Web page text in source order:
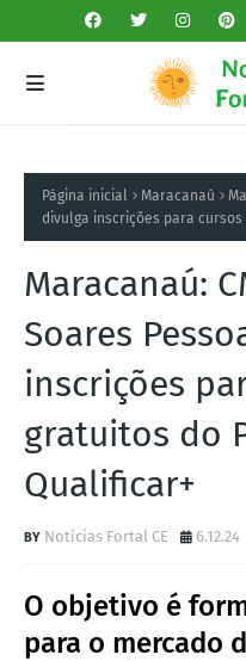
Página inicial Maracanaú
divulga inscrições para
Maracanaú:
Soares
inscrições
gratuitos do
Qualificar+
Notícias Fortal CE 6.12.24
O objetivo é
para o mercado